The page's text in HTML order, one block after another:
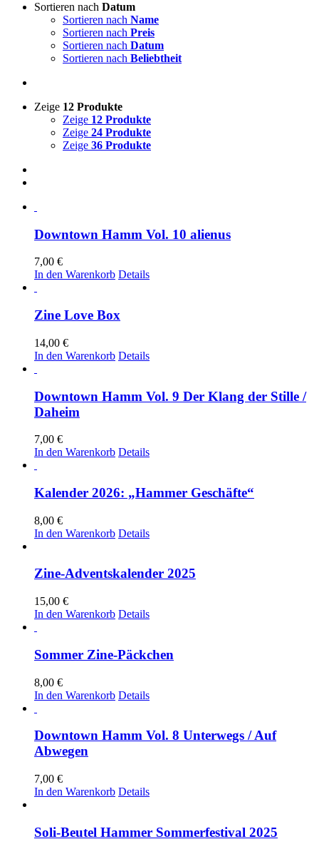
Sortieren nach Datum
Sortieren nach Name
Sortieren nach Preis
Sortieren nach Datum
Sortieren nach Beliebtheit
Zeige 12 Produkte
Zeige 12 Produkte
Zeige 24 Produkte
Zeige 36 Produkte
Downtown Hamm Vol. 10 alienus
7,00 €
In den Warenkorb Details
Zine Love Box
14,00 €
In den Warenkorb Details
Downtown Hamm Vol. 9 Der Klang der Stille /
Daheim
7,00 €
In den Warenkorb Details
Kalender 2026: „Hammer Geschäfte“
8,00 €
In den Warenkorb Details
Zine-Adventskalender 2025
15,00 €
In den Warenkorb Details
Sommer Zine-Päckchen
8,00 €
In den Warenkorb Details
Downtown Hamm Vol. 8 Unterwegs / Auf
Abwegen
7,00 €
In den Warenkorb Details
Soli-Beutel Hammer Sommerfestival 2025